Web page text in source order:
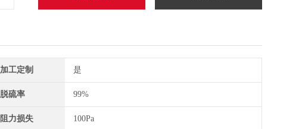
加工定制 是
脱硫率 99%
阻力损失 100Pa